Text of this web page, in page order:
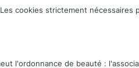
cookies strictement nécessaires
l'ordonnance de beauté :